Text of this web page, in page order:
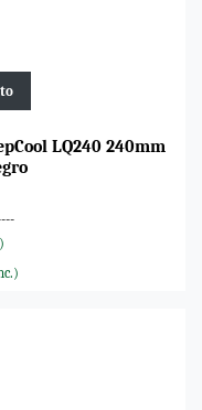
LQ240 240mm